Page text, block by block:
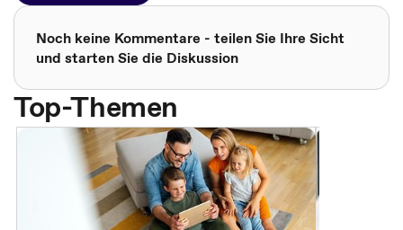
Noch keine Kommentare - teilen Sie Ihre Sicht
und starten Sie die Diskussion
Top-Themen